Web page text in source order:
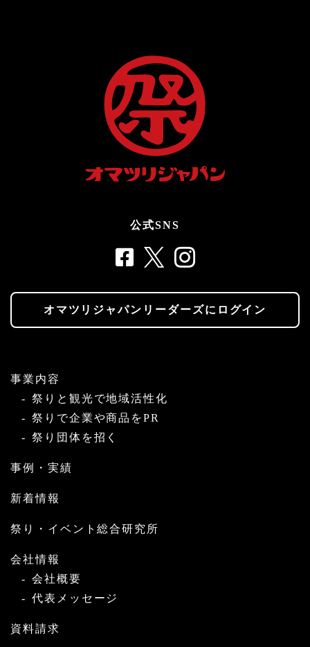
公式SNS
オマツリジャパンリーダーズにログイン
事業内容
祭りと観光で地域活性化
祭りで企業や商品をPR
祭り団体を招く
事例・実績
新着情報
祭り・イベント総合研究所
会社情報
会社概要
代表メッセージ
資料請求